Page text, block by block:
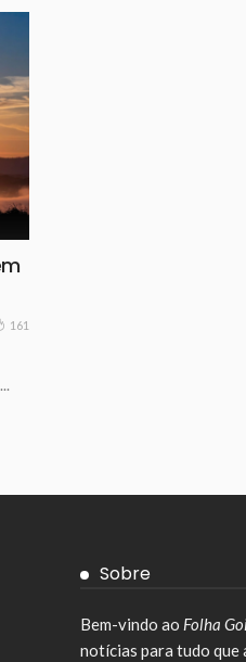
161
Sobre
Bem-vindo ao Folha
notícias para tudo que